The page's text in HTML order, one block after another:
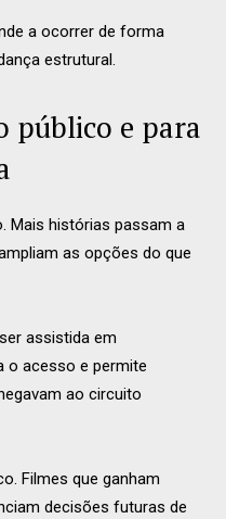
a ocorrer de forma
estrutural.
público e para
Mais histórias passam a
as opções do que
assistida em
o acesso e permite
ao circuito
Filmes que ganham
decisões futuras de